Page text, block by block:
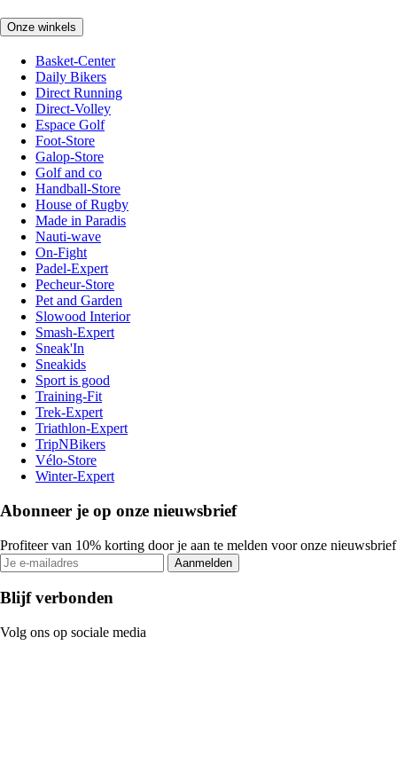
Onze winkels
Basket-Center
Daily Bikers
Direct Running
Direct-Volley
Espace Golf
Foot-Store
Galop-Store
Golf and co
Handball-Store
House of Rugby
Made in Paradis
Nauti-wave
On-Fight
Padel-Expert
Pecheur-Store
Pet and Garden
Slowood Interior
Smash-Expert
Sneak'In
Sneakids
Sport is good
Training-Fit
Trek-Expert
Triathlon-Expert
TripNBikers
Vélo-Store
Winter-Expert
Abonneer je op onze nieuwsbrief
Profiteer van 10% korting door je aan te melden voor onze nieuwsbrief
Aanmelden
Blijf verbonden
Volg ons op sociale media